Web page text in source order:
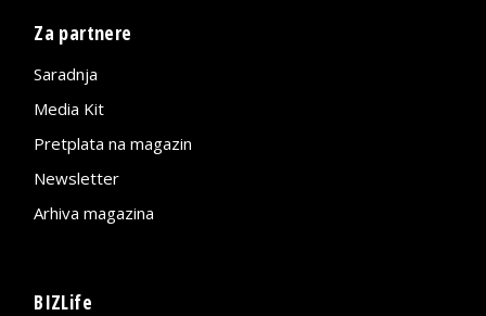
Za partnere
Saradnja
Media Kit
Pretplata na magazin
Newsletter
Arhiva magazina
BIZLife